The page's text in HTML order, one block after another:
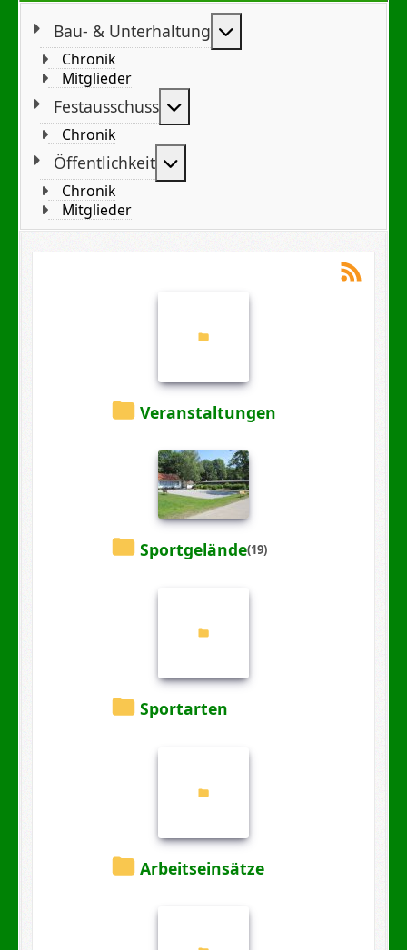
Bau- & Unterhaltung
Chronik
Mitglieder
Festausschuss
Chronik
Öffentlichkeit
Chronik
Mitglieder
Veranstaltungen
Sportgelände(19)
Sportarten
Arbeitseinsätze